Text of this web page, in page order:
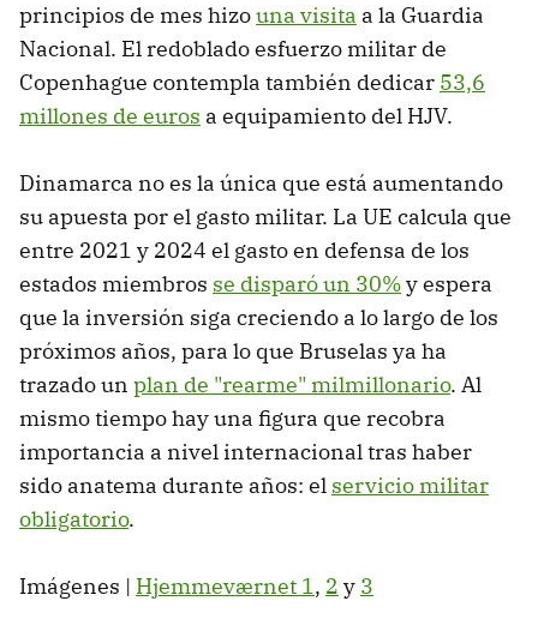
principios de mes hizouna visita a la Guardia
Nacional. El redoblado esfuerzo militar de
Copenhague contempla también dedicar 53,6
millones de euros a equipamiento del HJV.
Dinamarca no es la única que está aumentando
su apuesta por el gasto militar. La UE calcula que
entre 2021 y 2024 el gasto en defensa de los
estados miembros se disparó un 30%y espera
que la inversión siga creciendo a lo largo de los
próximos años, para lo que Bruselas ya ha
trazado un plan de "rearme" milmillonario. Al
mismo tiempo hay una figura que recobra
importancia a nivel internacional tras haber
sido anatema durante años: el servicio militar
obligatorio.
Imágenes | Hjemmeværnet 1, 2 y 3